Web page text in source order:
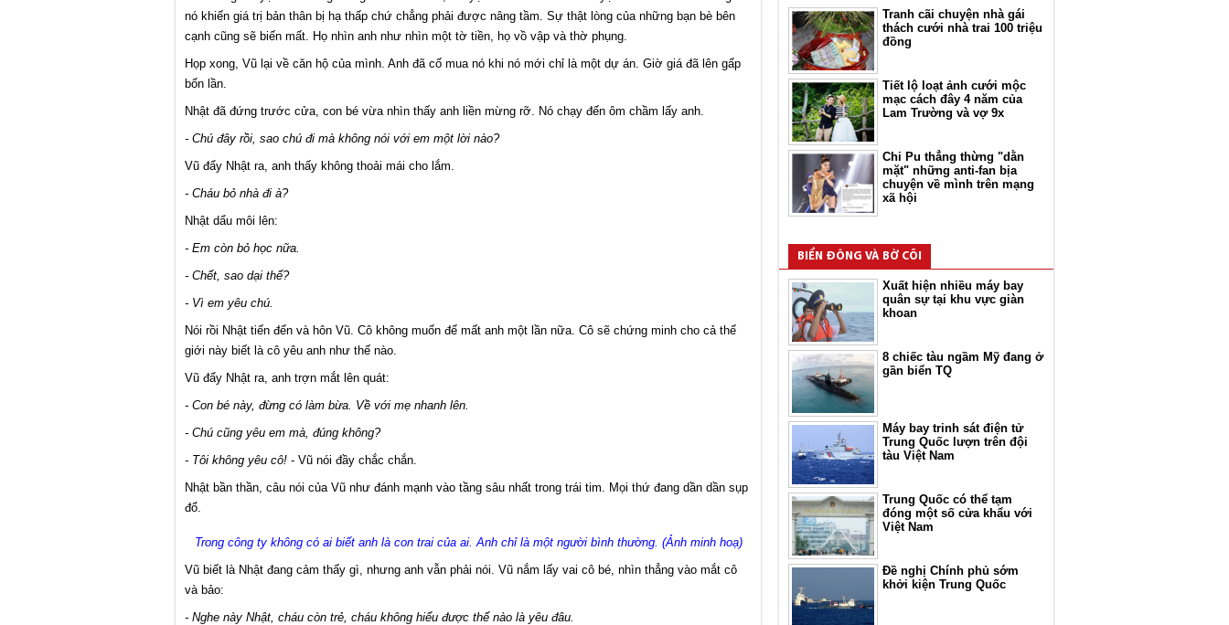
nó khiến giá trị bản thân bị hạ thấp chứ chẳng phải được nâng tầm. Sự thật lòng của những bạn bè bên
cạnh cũng sẽ biến mất. Họ nhìn anh như nhìn một tờ tiền, họ vồ vập và thờ phụng.
Họp xong, Vũ lại về căn hộ của mình. Anh đã cố mua nó khi nó mới chỉ là một dự án. Giờ giá đã lên gấp
bốn lần.
Nhật đã đứng trước cửa, con bé vừa nhìn thấy anh liền mừng rỡ. Nó chạy đến ôm chầm lấy anh.
- Chú đây rồi, sao chú đi mà không nói với em một lời nào?
Vũ đẩy Nhật ra, anh thấy không thoải mái cho lắm.
- Cháu bỏ nhà đi à?
Nhật dẩu môi lên:
- Em còn bỏ học nữa.
- Chết, sao dại thế?
- Vì em yêu chú.
Nói rồi Nhật tiến đến và hôn Vũ. Cô không muốn để mất anh một lần nữa. Cô sẽ chứng minh cho cả thế
giới này biết là cô yêu anh như thế nào.
Vũ đẩy Nhật ra, anh trợn mắt lên quát:
- Con bé này, đừng có làm bừa. Về với mẹ nhanh lên.
- Chú cũng yêu em mà, đúng không?
- Tôi không yêu cô! - Vũ nói đầy chắc chắn.
Nhật bần thần, câu nói của Vũ như đánh mạnh vào tầng sâu nhất trong trái tim. Mọi thứ đang dần dần sụp
đổ.
Trong công ty không có ai biết anh là con trai của ai. Anh chỉ là một người bình thường. (Ảnh minh hoạ)
Vũ biết là Nhật đang cảm thấy gì, nhưng anh vẫn phải nói. Vũ nắm lấy vai cô bé, nhìn thẳng vào mắt cô
và bảo:
- Nghe này Nhật, cháu còn trẻ, cháu không hiểu được thế nào là yêu đâu.
Tranh cãi chuyện nhà gái
thách cưới nhà trai 100 triệu
đồng
Tiết lộ loạt ảnh cưới mộc
mạc cách đây 4 năm của
Lam Trường và vợ 9x
Chi Pu thẳng thừng "dằn
mặt" những anti-fan bịa
chuyện về mình trên mạng
xã hội
BIỂN ĐÔNG VÀ BỜ CÕI
Xuất hiện nhiều máy bay
quân sự tại khu vực giàn
khoan
8 chiếc tàu ngầm Mỹ đang ở
gần biển TQ
Máy bay trinh sát điện tử
Trung Quốc lượn trên đội
tàu Việt Nam
Trung Quốc có thể tạm
đóng một số cửa khẩu với
Việt Nam
Đề nghị Chính phủ sớm
khởi kiện Trung Quốc